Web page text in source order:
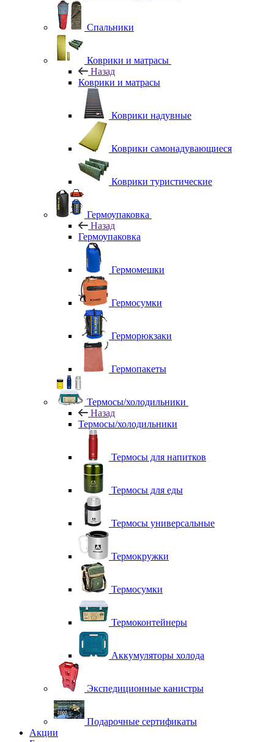
Спальники
Коврики и матрасы
Назад
Коврики и матрасы
Коврики надувные
Коврики самонадувающиеся
Коврики туристические
Гермоупаковка
Назад
Гермоупаковка
Гермомешки
Гермосумки
Герморюкзаки
Гермопакеты
Термосы/холодильники
Назад
Термосы/холодильники
Термосы для напитков
Термосы для еды
Термосы универсальные
Термокружки
Термосумки
Термоконтейнеры
Аккумуляторы холода
Экспедиционные канистры
Подарочные сертификаты
Акции